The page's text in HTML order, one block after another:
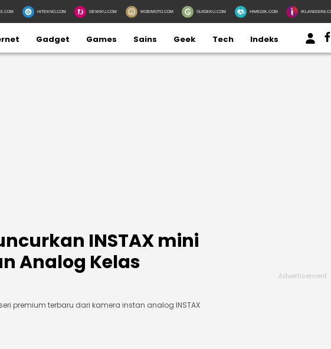
HITEKNO.COM DEWIKU.COM MOBIMOTO.COM GUIDEKU.COM HIMEDIK.COM
Gadget Games Sains Geek Tech Indeks
INSTAX mini
Analog Kelas
premium terbaru dari kamera instan analog INSTAX